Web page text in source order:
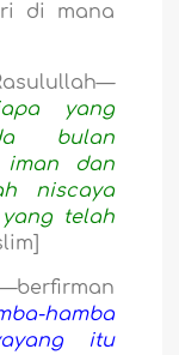
di mana
yang
bulan
iman dan
niscaya
telah
hamba
itu